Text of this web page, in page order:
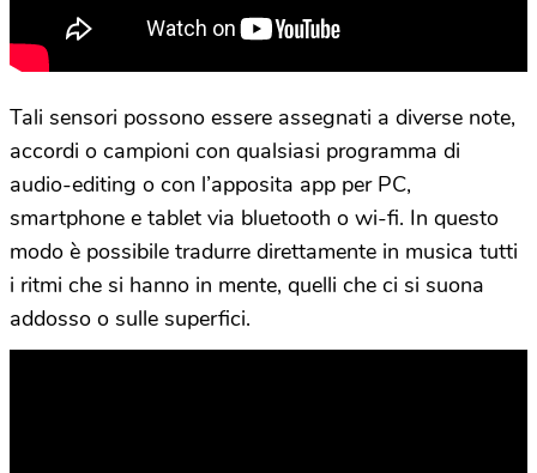
Tali sensori possono essere assegnati a diverse note,
accordi o campioni con qualsiasi programma di
audio-editing o con l’apposita app per PC,
smartphone e tablet via bluetooth o wi-fi. In questo
modo è possibile tradurre direttamente in musica tutti
i ritmi che si hanno in mente, quelli che ci si suona
addosso o sulle superfici.